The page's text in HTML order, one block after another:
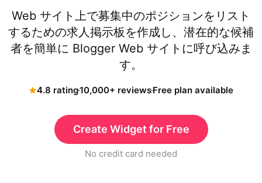
Web サイト上で募集中のポジションをリスト
するための求人掲示板を作成し、潜在的な候補
者を簡単に Blogger Web サイトに呼び込みま
す。
4.8 rating10,000+ reviewsFree plan available
Create Widget for Free
No credit card needed